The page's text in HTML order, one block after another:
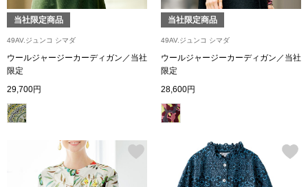
アクセサリー
ン雑貨
レースアップ
当社限定商品
49AV.ジュンコ シマダ
ウールジャージーカーディガン／当社
限定
29,700円
当社限定商品
49AV.ジュンコ シマダ
ウールジャージーカーディガン／当社
限定
28,600円